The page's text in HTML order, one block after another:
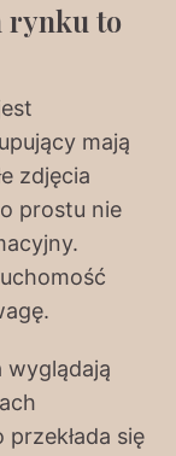
rynku to
mają
zdjęcia
prostu nie
się